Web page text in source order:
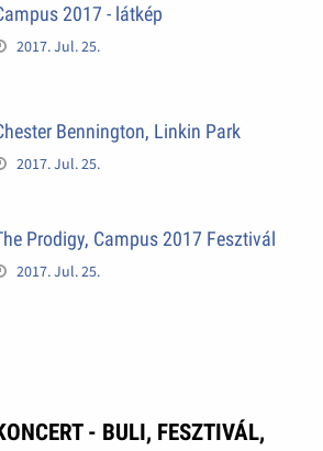
2017 - látkép
2017. Jul. 25.
Bennington, Linkin Park
2017. Jul. 25.
Prodigy, Campus 2017 Fesztivál
2017. Jul. 25.
- BULI, FESZTIVÁL,